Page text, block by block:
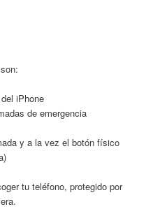
iPhone
de emergencia
y a la vez el botón físico
tu teléfono, protegido por